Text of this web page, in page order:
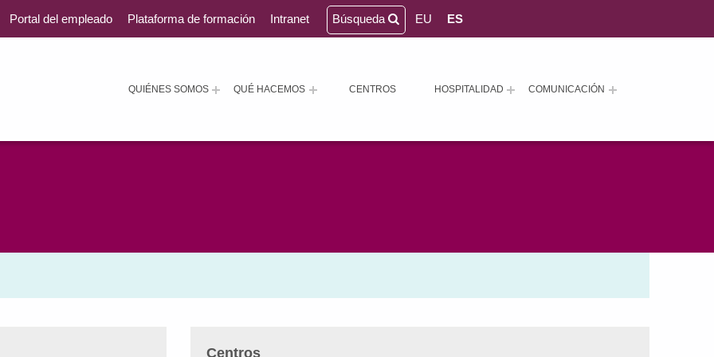
QUIÉNES SOMOS QUÉ HACEMOS CENTROS HOSPITALIDAD COMUNICACIÓN
Portal del empleado Plataforma de formación Intranet Búsqueda EU ES
Centros